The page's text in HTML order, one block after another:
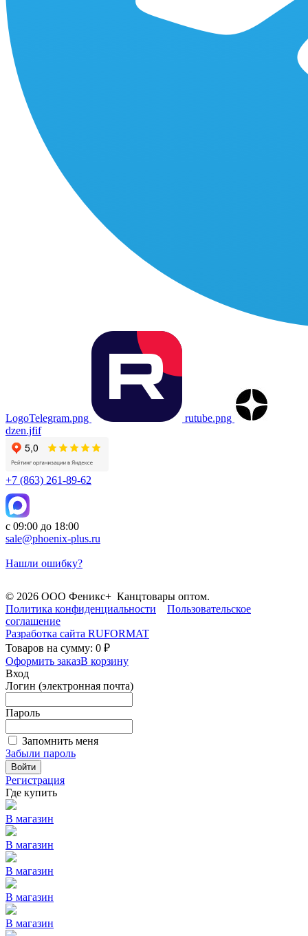
LogoTelegram.png
rutube.png
dzen.jfif
+7 (863) 261-89-62
с 09:00 до 18:00
sale@phoenix-plus.ru
Нашли ошибку?
© 2026 ООО Феникс+ Канцтовары оптом.
Политика конфиденциальности
Пользовательское
соглашение
Разработка сайта RUFORMAT
Товаров на сумму: 0 ₽
Оформить заказВ корзину
Вход
Логин (электронная почта)
Пароль
Запомнить меня
Забыли пароль
Войти
Регистрация
Где купить
В магазин
В магазин
В магазин
В магазин
В магазин